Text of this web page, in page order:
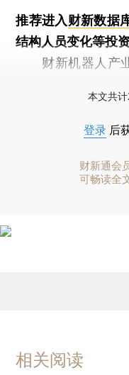
推荐进入财新数据
结构人员变化等投资
财新机器人产业
本文共
登录 后
财新通会
可畅读全
相关阅读